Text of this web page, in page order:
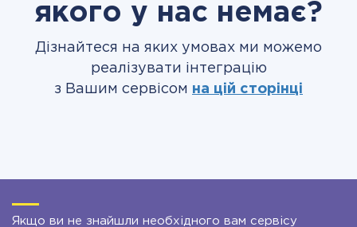
якого у нас немає?
Дізнайтеся на яких умовах ми можемо
реалізувати інтеграцію
з Вашим сервісом на цій сторінці
Якщо ви не знайшли необхідного вам сервісу